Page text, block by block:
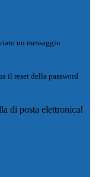
un messaggio
il reset della password
di posta elettronica!